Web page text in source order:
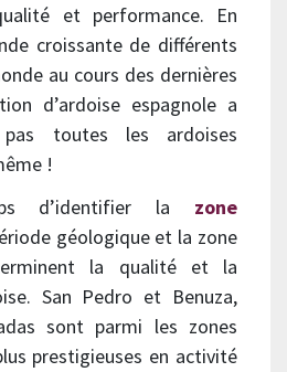
et performance. En
croissante de différents
au cours des dernières
d’ardoise espagnole a
pas toutes les ardoises
!
d’identifier la zone
géologique et la zone
la qualité et la
San Pedro et Benuza,
sont parmi les zones
prestigieuses en activité